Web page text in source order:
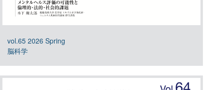
vol.65 2026 Spring
脳科学